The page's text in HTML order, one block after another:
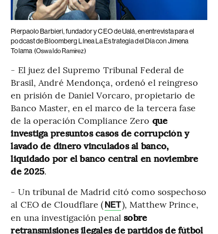
Pierpaolo Barbieri, fundador y CEO de Ualá, en entrevista para el
podcast de Bloomberg Línea La Estrategia del Día con Jimena
Tolama (Oswaldo Ramirez)
- El juez del Supremo Tribunal Federal de
Brasil, André Mendonça, ordenó el reingreso
en prisión de Daniel Vorcaro, propietario de
Banco Master, en el marco de la tercera fase
de la operación Compliance Zero que
investiga presuntos casos de corrupción y
lavado de dinero vinculados al banco,
liquidado por el banco central en noviembre
de 2025.
- Un tribunal de Madrid citó como sospechoso
al CEO de Cloudflare (NET), Matthew Prince,
en una investigación penalsobre
retransmisiones ilegales de partidos de fútbol